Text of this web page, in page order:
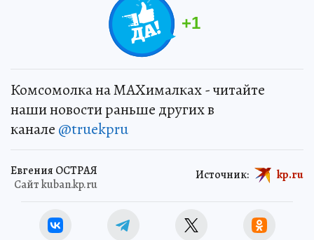
+1
Комсомолка на MAXималках - читайте
наши новости раньше других в
канале @truekpru
Евгения ОСТРАЯ
Сайт kuban.kp.ru
Источник: kp.ru